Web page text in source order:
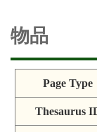
物品
Page Type
Thesaurus